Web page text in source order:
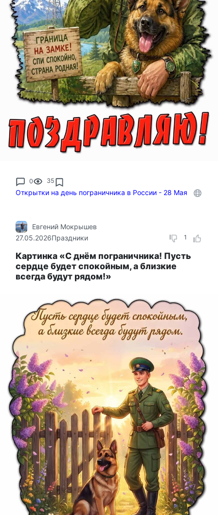
0 35
Открытки на день пограничника в России - 28 Мая
1
Евгений Мокрышев
27.05.2026Праздники
Картинка «С днём пограничника! Пусть
сердце будет спокойным, а близкие
всегда будут рядом!»